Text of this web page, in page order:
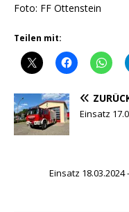
Foto: FF Ottenstein
Teilen mit:
Einsatz
Einsatz